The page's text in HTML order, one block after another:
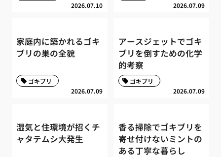
2026.07.10 2026.07.09
家庭内に築かれるゴキ
ブリの巣の全貌
2026.07.09
ゴキブリ
アースジェットでゴキ
ブリを倒すための化学
的考察
2026.07.09
ゴキブリ
湿気と住環境が招くチ
ャタテムシ大発生
香る掃除でゴキブリを
寄せ付けないミントの
ある丁寧な暮らし